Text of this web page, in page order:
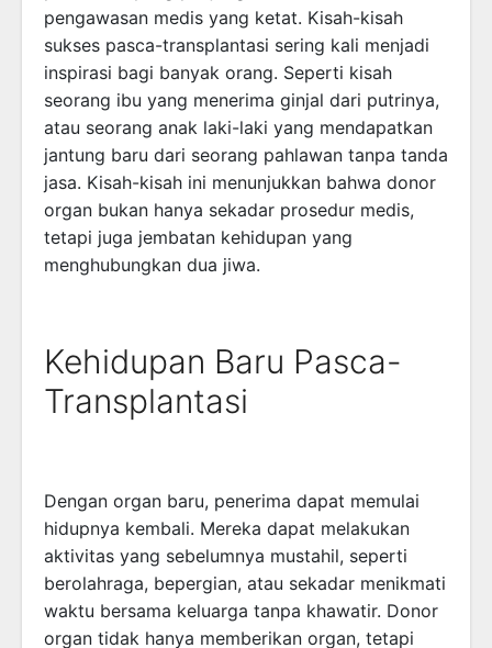
pengawasan medis yang ketat. Kisah-kisah
sukses pasca-transplantasi sering kali menjadi
inspirasi bagi banyak orang. Seperti kisah
seorang ibu yang menerima ginjal dari putrinya,
atau seorang anak laki-laki yang mendapatkan
jantung baru dari seorang pahlawan tanpa tanda
jasa. Kisah-kisah ini menunjukkan bahwa donor
organ bukan hanya sekadar prosedur medis,
tetapi juga jembatan kehidupan yang
menghubungkan dua jiwa.
Kehidupan Baru Pasca-
Transplantasi
Dengan organ baru, penerima dapat memulai
hidupnya kembali. Mereka dapat melakukan
aktivitas yang sebelumnya mustahil, seperti
berolahraga, bepergian, atau sekadar menikmati
waktu bersama keluarga tanpa khawatir. Donor
organ tidak hanya memberikan organ, tetapi